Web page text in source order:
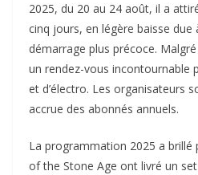
2025, du 20 au 24 août, il a
cinq jours, en légère baisse due
démarrage plus précoce.
un rendez-vous incontournable
et d’électro. Les organisateurs
accrue des abonnés annuels.​
La programmation 2025 a brillé
of the Stone Age ont livré un